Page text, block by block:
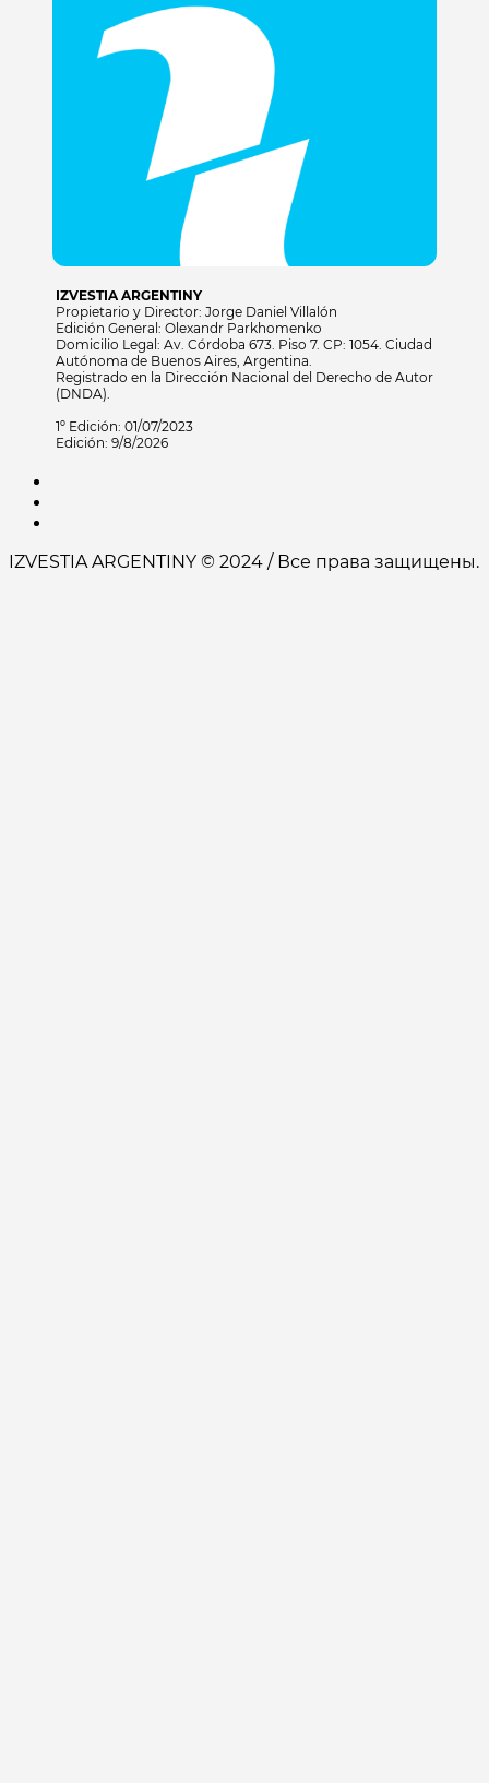
IZVESTIA ARGENTINY
Propietario y Director: Jorge Daniel Villalón
Edición General: Olexandr Parkhomenko
Domicilio Legal: Av. Córdoba 673. Piso 7. CP: 1054. Ciudad
Autónoma de Buenos Aires, Argentina.
Registrado en la Dirección Nacional del Derecho de Autor
(DNDA).
1º Edición: 01/07/2023
Edición: 9/8/2026
IZVESTIA ARGENTINY © 2024 / Все права защищены.